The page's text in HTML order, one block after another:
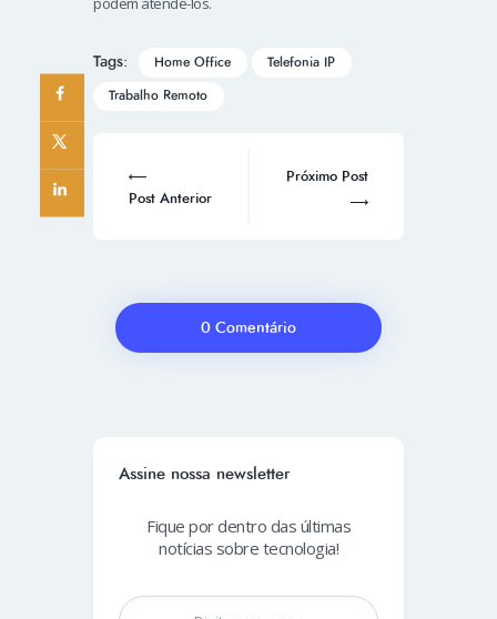
Tags: Home Office
Telefonia IP
Trabalho Remoto
Post Anterior
Próximo Post
0 Comentário
Assine nossa newsletter
Fique por dentro das últimas
notícias sobre tecnologia!